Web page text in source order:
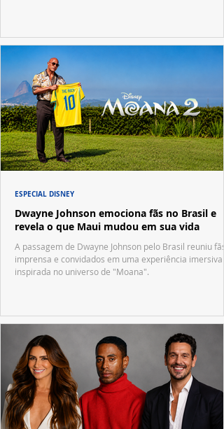
Dwayne Johnson emociona fãs no Brasil e
revela o que Maui mudou em sua vida
A passagem de Dwayne Johnson pelo Brasil reuniu fãs,
imprensa e convidados em uma experiência imersiva
inspirada no universo de "Moana".
ESPECIAL DISNEY